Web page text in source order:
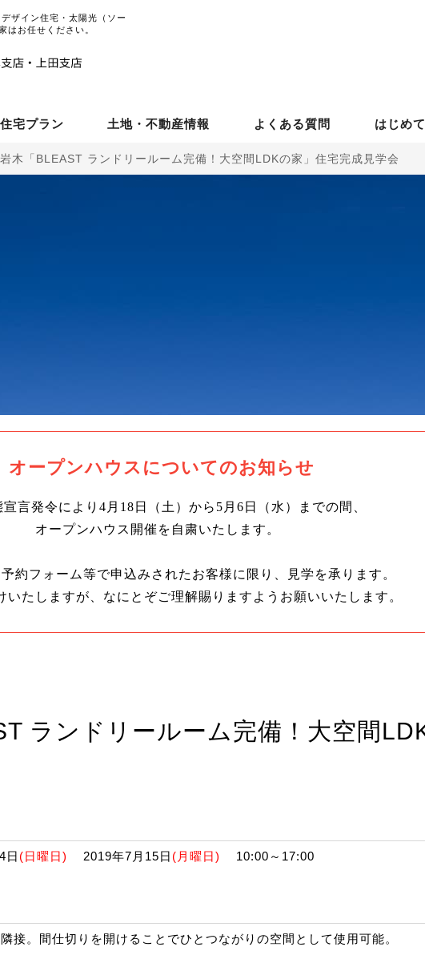
ザイン住宅・太陽光（ソー
はお任せください。
住宅プラン 土地・不動産情報 よくある質問 はじめ
岩木「BLEAST ランドリールーム完備！大空間LDKの家」住宅完成見学会
オープンハウスについてのお知らせ
言発令により 4月18日（土）から5月6日（水）までの間、
オープンハウス開催を自粛いたします。
約フォーム等で申込みされたお客様に限り、見学を承ります。
いたしますが、なにとぞご理解賜りますようお願いいたします。
ランドリールーム完備！大空間
日 (日曜日) 2019年7月15日 (月曜日)
10:00～17:00
接。間仕切りを開けることでひとつながりの空間として使用可能。